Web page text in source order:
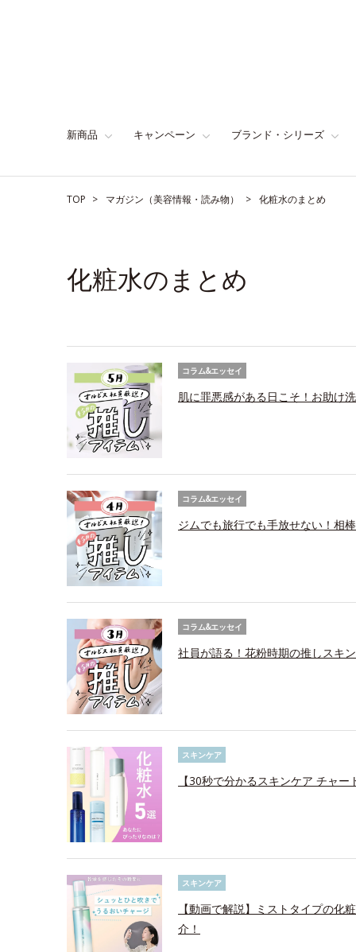
新商品 キャンペーン ブランド・シリーズ
TOP マガジン（美容情報・読み物） 化粧水のまとめ
化粧水のまとめ
コラム&エッセイ
肌に罪悪感がある日こそ！お助け
コラム&エッセイ
ジムでも旅行でも手放せない！相
コラム&エッセイ
社員が語る！花粉時期の推しスキ
スキンケア
【30秒で分かるスキンケア チャ
スキンケア
【動画で解説】ミストタイプの化
介！